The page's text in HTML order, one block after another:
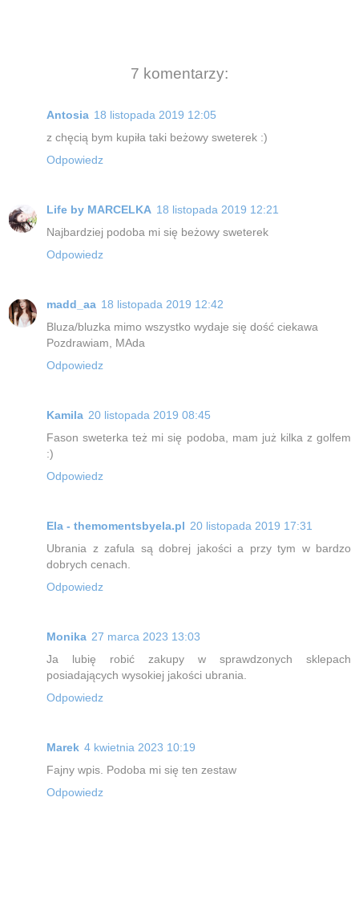
7 komentarzy:
Antosia 18 listopada 2019 12:05
z chęcią bym kupiła taki beżowy sweterek :)
Odpowiedz
Life by MARCELKA 18 listopada 2019 12:21
Najbardziej podoba mi się beżowy sweterek
Odpowiedz
madd_aa 18 listopada 2019 12:42
Bluza/bluzka mimo wszystko wydaje się dość ciekawa
Pozdrawiam, MAda
Odpowiedz
Kamila 20 listopada 2019 08:45
Fason sweterka też mi się podoba, mam już kilka z golfem
:)
Odpowiedz
Ela - themomentsbyela.pl 20 listopada 2019 17:31
Ubrania z zafula są dobrej jakości a przy tym w bardzo
dobrych cenach.
Odpowiedz
Monika 27 marca 2023 13:03
Ja lubię robić zakupy w sprawdzonych sklepach
posiadających wysokiej jakości ubrania.
Odpowiedz
Marek 4 kwietnia 2023 10:19
Fajny wpis. Podoba mi się ten zestaw
Odpowiedz